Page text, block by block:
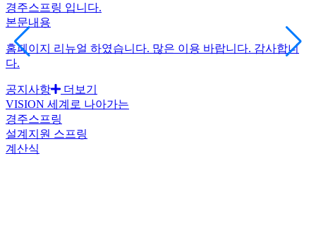
경주스프링 입니다.
본문내용
홈페이지 리뉴얼 하였습니다. 많은 이용 바랍니다. 감사합니
다.
공지사항
더보기
VISION 세계로 나아가는
경주스프링
설계지원 스프링
계산식